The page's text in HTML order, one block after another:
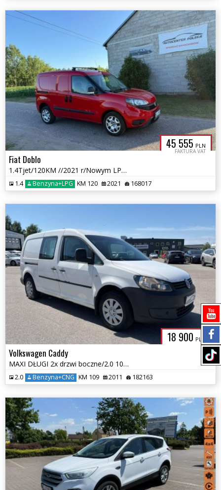
45 555 PLN
FAKTURA VAT
Fiat Doblo
1.4Tjet/120KM //2021 r/Nowym LPG /przebieg 168 tys km
1.4 Benzyna+LPG KM 120 2021 168017
18 900 PLN
Volkswagen Caddy
MAXI DŁUGI 2x drzwi boczne/2.0 109KM MPI EcoFuel/2011r
2.0 Benzyna+CNG KM 109 2011 182163